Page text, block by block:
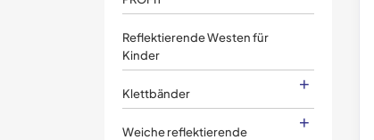
Reflektierende Westen für
Kinder
Klettbänder +
Weiche reflektierende
+